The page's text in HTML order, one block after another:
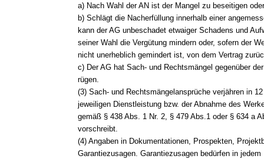
a) Nach Wahl der AN ist der Mangel zu beseitigen
b) Schlägt die Nacherfüllung innerhalb einer
kann der AG unbeschadet etwaiger Schadens und
seiner Wahl die Vergütung mindern oder, sofern der
nicht unerheblich gemindert ist, von dem Vertrag
c) Der AG hat Sach- und Rechtsmängel gegenüber
rügen.
(3) Sach- und Rechtsmängelansprüche verjähren in
jeweiligen Dienstleistung bzw. der Abnahme des
gemäß § 438 Abs. 1 Nr. 2, § 479 Abs.1 oder § 634 a
vorschreibt.
(4) Angaben in Dokumentationen, Prospekten,
Garantiezusagen. Garantiezusagen bedürfen in